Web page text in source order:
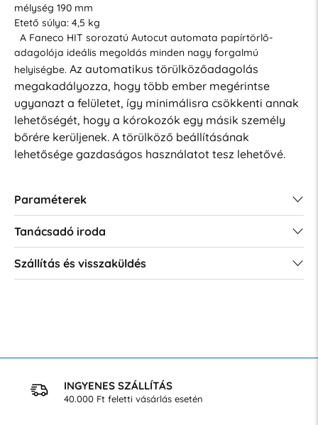
mélység 190 mm
Etető súlya: 4,5 kg
A Faneco HIT sorozatú Autocut automata papírtörlő-
adagolója ideális megoldás minden nagy forgalmú
helyiségbe. Az automatikus törülközőadagolás
megakadályozza, hogy több ember megérintse
ugyanazt a felületet, így minimálisra csökkenti annak
lehetőségét, hogy a kórokozók egy másik személy
bőrére kerüljenek. A törülköző beállításának
lehetősége gazdaságos használatot tesz lehetővé.
Paraméterek
Tanácsadó iroda
Szállítás és visszaküldés
INGYENES SZÁLLÍTÁS
40.000 Ft feletti vásárlás esetén